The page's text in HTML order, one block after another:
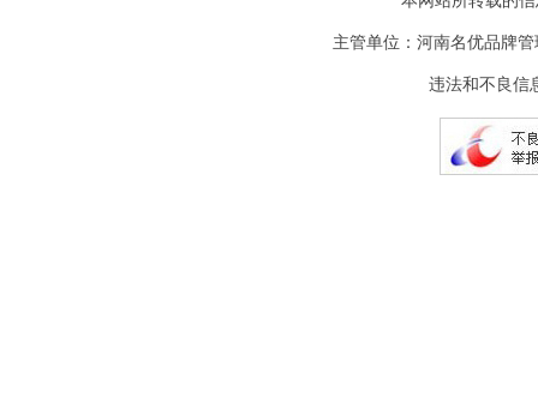
主管单位：河南名优品牌
违法和不良信